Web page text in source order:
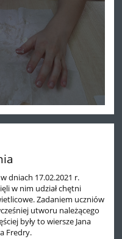
dniach 17.02.2021 r.
w nim udział chętni
Zadaniem uczniów
utworu należącego
były to wiersze Jana
Fredry.